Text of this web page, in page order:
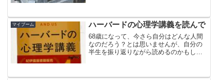
マイブーム ハーバードの心理学講義を読んで
68歳になって、今さら自分はどんな人間
なのだろう？とは思いませんが、自分の
半生を振り返りながら読めるのかもしれ